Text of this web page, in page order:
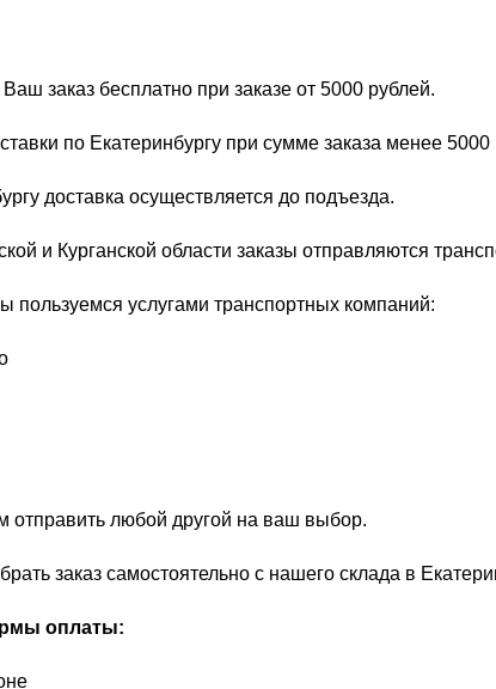
заказ бесплатно при заказе от 5000 рублей.
по Екатеринбургу при сумме заказа менее 5000
доставка осуществляется до подъезда.
и Курганской области заказы отправляются
пользуемся услугами транспортных компаний:
отправить любой другой на ваш выбор.
заказ самостоятельно с нашего склада в
оплаты: